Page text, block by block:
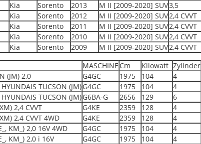
Kia Sorento 2013 M II [2009-2020] SUV3,5
Kia Sorento 2012 M II [2009-2020] SUV2,4 CVVT
Kia Sorento 2011 M II [2009-2020] SUV2,4 CVVT
Kia Sorento 2010 M II [2009-2020] SUV2,4 CVVT
Kia Sorento 2009 M II [2009-2020] SUV2,4 CVVT
MASCHINE Cm Kilowatt Zylinder
(JM) 2,0
G4GC 1975 104 4
TUCSON (JM)G4GC 1975 104 4
TUCSON (JM)G6BA-G 2656 129 6
2,4 CVVT
G4KE 2359 128 4
2,4 CVVT 4WD
G4KE 2359 128 4
KM_) 2,0 16V 4WD
G4GC 1975 104 4
KM_) 2,0 i 16V
G4GC 1975 104 4